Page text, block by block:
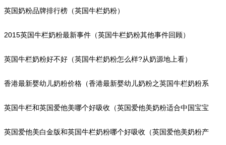
地）
英国奶粉品牌排行榜（英国牛栏奶粉）
2015英国牛栏奶粉最新事件（英国牛栏奶粉其他事件回顾）
英国牛栏奶粉好不好（英国牛栏奶粉怎么样?从奶源地上看）
香港最新婴幼儿奶粉价格（香港最新婴幼儿奶粉之英国牛栏奶粉系
列价格）
英国牛栏和英国爱他美哪个好吸收（英国爱他美奶粉适合中国宝宝
吗?）
英国爱他美白金版和英国牛栏奶粉哪个好吸收（英国爱他美奶粉产